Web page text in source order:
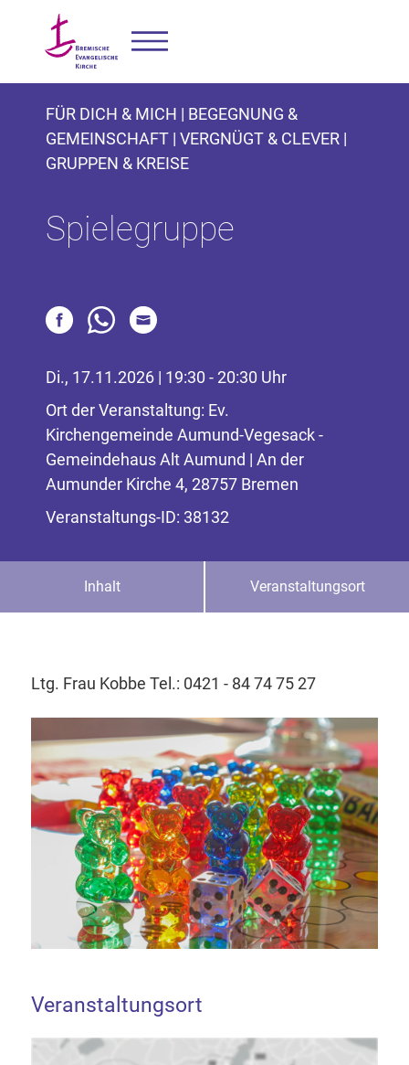
FÜR DICH & MICH | BEGEGNUNG &
GEMEINSCHAFT | VERGNÜGT & CLEVER |
GRUPPEN & KREISE
Spielegruppe
Di., 17.11.2026 | 19:30 - 20:30 Uhr
Ort der Veranstaltung: Ev.
Kirchengemeinde Aumund-Vegesack -
Gemeindehaus Alt Aumund | An der
Aumunder Kirche 4, 28757 Bremen
Veranstaltungs-ID: 38132
Inhalt Veranstaltungsort
Ltg. Frau Kobbe Tel.: 0421 - 84 74 75 27
Veranstaltungsort